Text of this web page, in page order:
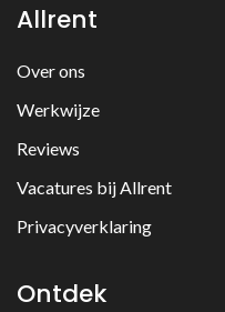
Allrent
Over ons
Werkwijze
Reviews
Vacatures bij Allrent
Privacyverklaring
Ontdek